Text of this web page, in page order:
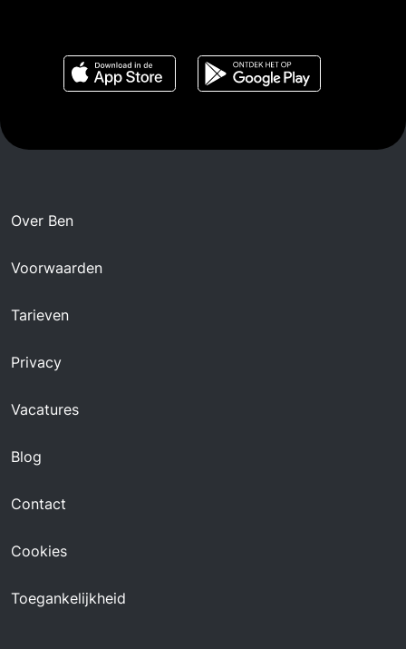
Over Ben
Voorwaarden
Tarieven
Privacy
Vacatures
Blog
Contact
Cookies
Toegankelijkheid